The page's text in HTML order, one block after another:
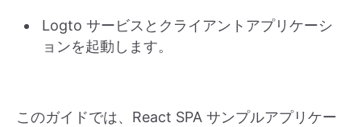
Logto サービスとクライアントアプリケーシ
ョンを起動します。
このガイドでは、React SPA サンプルアプリケー